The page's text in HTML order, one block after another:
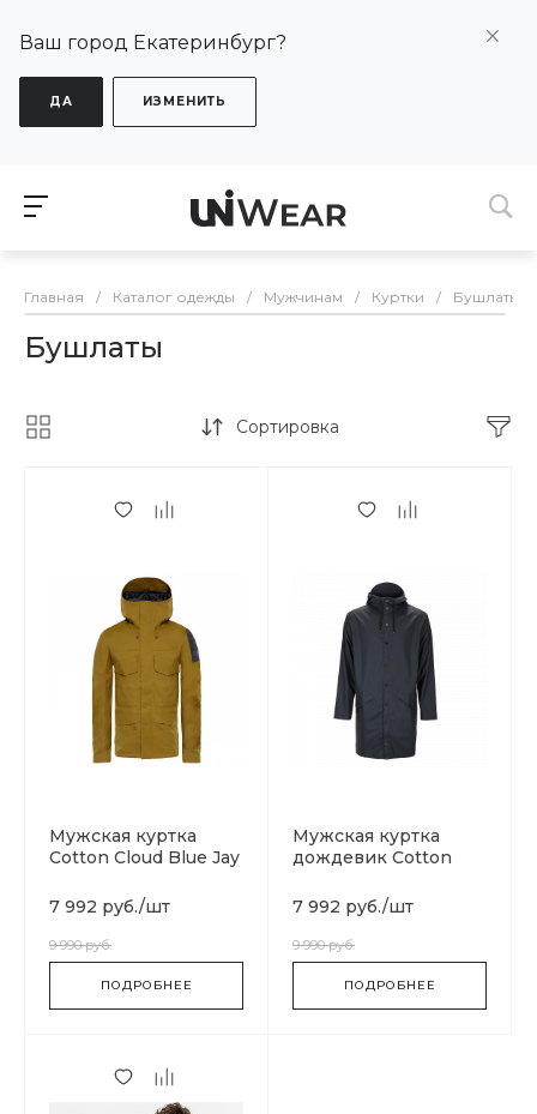
Ваш город Екатеринбург?
ДА ИЗМЕНИТЬ
Главная / Каталог одежды / Мужчинам / Куртки / Бушлаты
Бушлаты
Сортировка
Мужская куртка
Cotton Cloud Blue Jay
7 992 руб./шт
9 990 руб.
ПОДРОБНЕЕ
Мужская куртка
дождевик Cotton
1202-04
7 992 руб./шт
9 990 руб.
ПОДРОБНЕЕ